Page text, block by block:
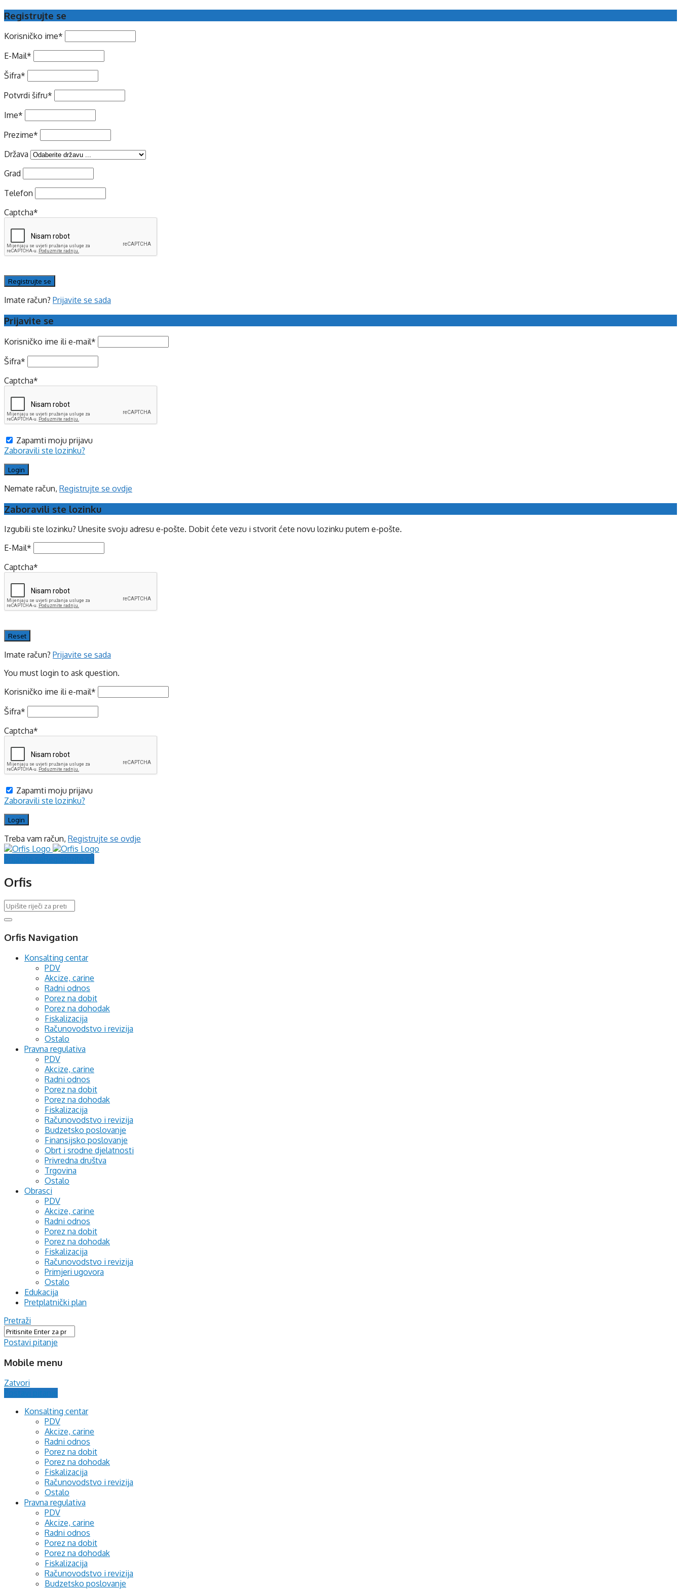
Registrujte se
Korisničko ime*
E-Mail*
Šifra*
Potvrdi šifru*
Ime*
Prezime*
Država
Grad
Telefon
Captcha*
Imate račun? Prijavite se sada
Prijavite se
Korisničko ime ili e-mail*
Šifra*
Captcha*
Zapamti moju prijavu
Zaboravili ste lozinku?
Nemate račun, Registrujte se ovdje
Zaboravili ste lozinku
Izgubili ste lozinku? Unesite svoju adresu e-pošte. Dobit ćete vezu i stvorit ćete novu lozinku putem e-pošte.
E-Mail*
Captcha*
Imate račun? Prijavite se sada
You must login to ask question.
Korisničko ime ili e-mail*
Šifra*
Captcha*
Zapamti moju prijavu
Zaboravili ste lozinku?
Treba vam račun, Registrujte se ovdje
Orfis
Orfis Navigation
Konsalting centar
PDV
Akcize, carine
Radni odnos
Porez na dobit
Porez na dohodak
Fiskalizacija
Računovodstvo i revizija
Ostalo
Pravna regulativa
PDV
Akcize, carine
Radni odnos
Porez na dobit
Porez na dohodak
Fiskalizacija
Računovodstvo i revizija
Budzetsko poslovanje
Finansijsko poslovanje
Obrt i srodne djelatnosti
Privredna društva
Trgovina
Ostalo
Obrasci
PDV
Akcize, carine
Radni odnos
Porez na dobit
Porez na dohodak
Fiskalizacija
Računovodstvo i revizija
Primjeri ugovora
Ostalo
Edukacija
Pretplatnički plan
Pretraži
Postavi pitanje
Mobile menu
Zatvori
Konsalting centar
PDV
Akcize, carine
Radni odnos
Porez na dobit
Porez na dohodak
Fiskalizacija
Računovodstvo i revizija
Ostalo
Pravna regulativa
PDV
Akcize, carine
Radni odnos
Porez na dobit
Porez na dohodak
Fiskalizacija
Računovodstvo i revizija
Budzetsko poslovanje